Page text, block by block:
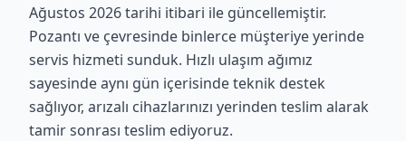
Ağustos 2026 tarihi itibari ile güncellemiştir.
Pozantı ve çevresinde binlerce müşteriye yerinde
servis hizmeti sunduk. Hızlı ulaşım ağımız
sayesinde aynı gün içerisinde teknik destek
sağlıyor, arızalı cihazlarınızı yerinden teslim alarak
tamir sonrası teslim ediyoruz.